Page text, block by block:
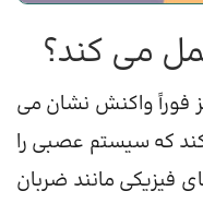
می کند؟
فوراً واکنش نشان می
که سیستم عصبی را
فیزیکی مانند ضربان